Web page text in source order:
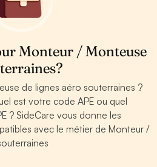
Monteur / Monteuse
de lignes aéro souterraines ?
est votre code APE ou quel
? SideCare vous donne les
avec le métier de Monteur /